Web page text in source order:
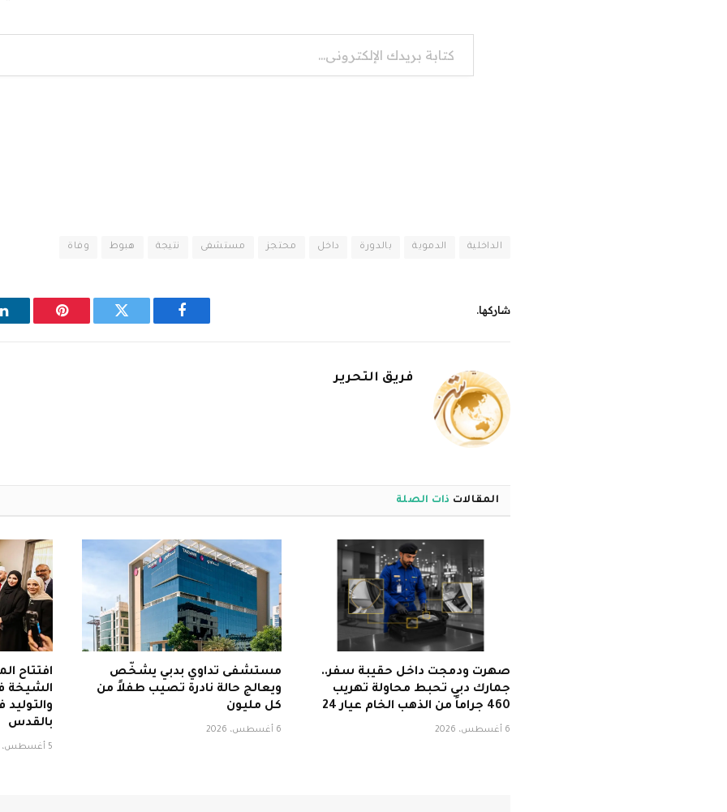
كتابة بريدك الإلكتروني...
الداخلية الدموية بالدورة داخل محتجز مستشفى نتيجة هبوط وفاة
شاركها.
فيسبوك تويتر بينتيريست
فريق التحرير
المقالات ذات الصلة
صهرت ودمجت داخل حقيبة سفر..
جمارك دبي تحبط محاولة تهريب
460 جراماً من الذهب الخام عيار 24
6 أغسطس، 2026
مستشفى تداوي بدبي يشخّص
ويعالج حالة نادرة تصيب طفلاً من
كل مليون
6 أغسطس، 2026
افتتاح
الشيخة
بالقدس
5 أغسطس، 2026